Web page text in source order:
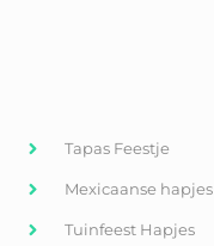
Tapas Feestje
Mexicaanse hapjes
Tuinfeest Hapjes